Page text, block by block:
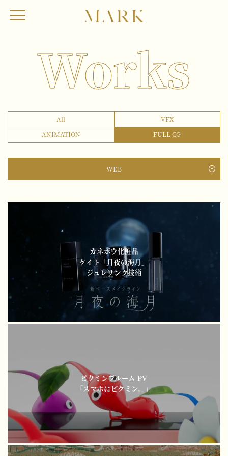
Works
All
VFX
ANIMATION
FULL CG
WEB
カネボウ化粧品
ケイト「月夜の海月」
ジュレリンク技術
ピクミンブルーム PV
「スマホにピクミン。」